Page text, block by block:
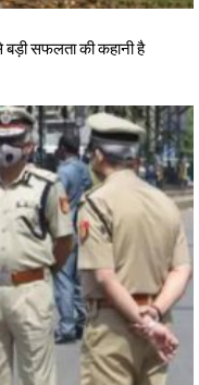
सफलता की कहानी है